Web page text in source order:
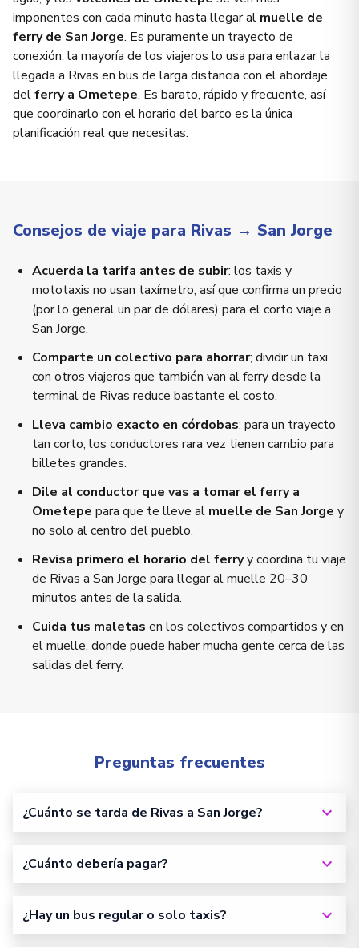
imponentes con cada minuto hasta llegar al muelle de
ferry de San Jorge. Es puramente un trayecto de
conexión: la mayoría de los viajeros lo usa para enlazar la
llegada a Rivas en bus de larga distancia con el abordaje
delferry a Ometepe. Es barato, rápido y frecuente, así
que coordinarlo con el horario del barco es la única
planificación real que necesitas.
Consejos de viaje para Rivas → San Jorge
Acuerda la tarifa antes de subir: los taxis y
mototaxis no usan taxímetro, así que confirma un precio
(por lo general un par de dólares) para el corto viaje a
San Jorge.
Comparte un colectivo para ahorrar; dividir un taxi
con otros viajeros que también van al ferry desde la
terminal de Rivas reduce bastante el costo.
Lleva cambio exacto en córdobas: para un trayecto
tan corto, los conductores rara vez tienen cambio para
billetes grandes.
Dile al conductor que vas a tomar el ferry a
Ometepe para que te lleve al muelle de San Jorge y
no solo al centro del pueblo.
Revisa primero el horario del ferryy coordina tu viaje
de Rivas a San Jorge para llegar al muelle 20–30
minutos antes de la salida.
Cuida tus maletas en los colectivos compartidos y en
el muelle, donde puede haber mucha gente cerca de las
salidas del ferry.
Preguntas frecuentes
¿Cuánto se tarda de Rivas a San Jorge?
¿Cuánto debería pagar?
¿Hay un bus regular o solo taxis?